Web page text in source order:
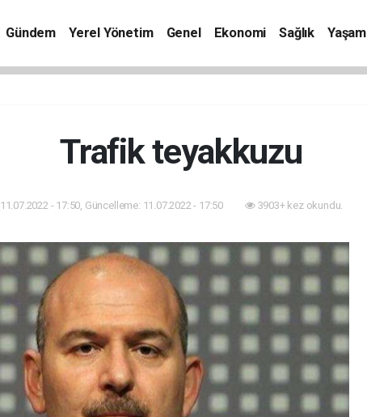
Gündem Yerel Yönetim Genel Ekonomi Sağlık Yaşam
Trafik teyakkuzu
11.07.2022 - 17:50, Güncelleme: 11.07.2022 - 17:50 3903+ kez okundu.